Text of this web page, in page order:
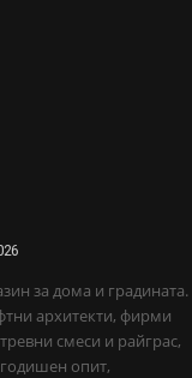
за дома и градината.
архитекти, фирми
смеси и райграс,
опит,